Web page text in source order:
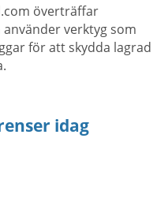
överträffar
verktyg som
för att skydda lagrad
idag